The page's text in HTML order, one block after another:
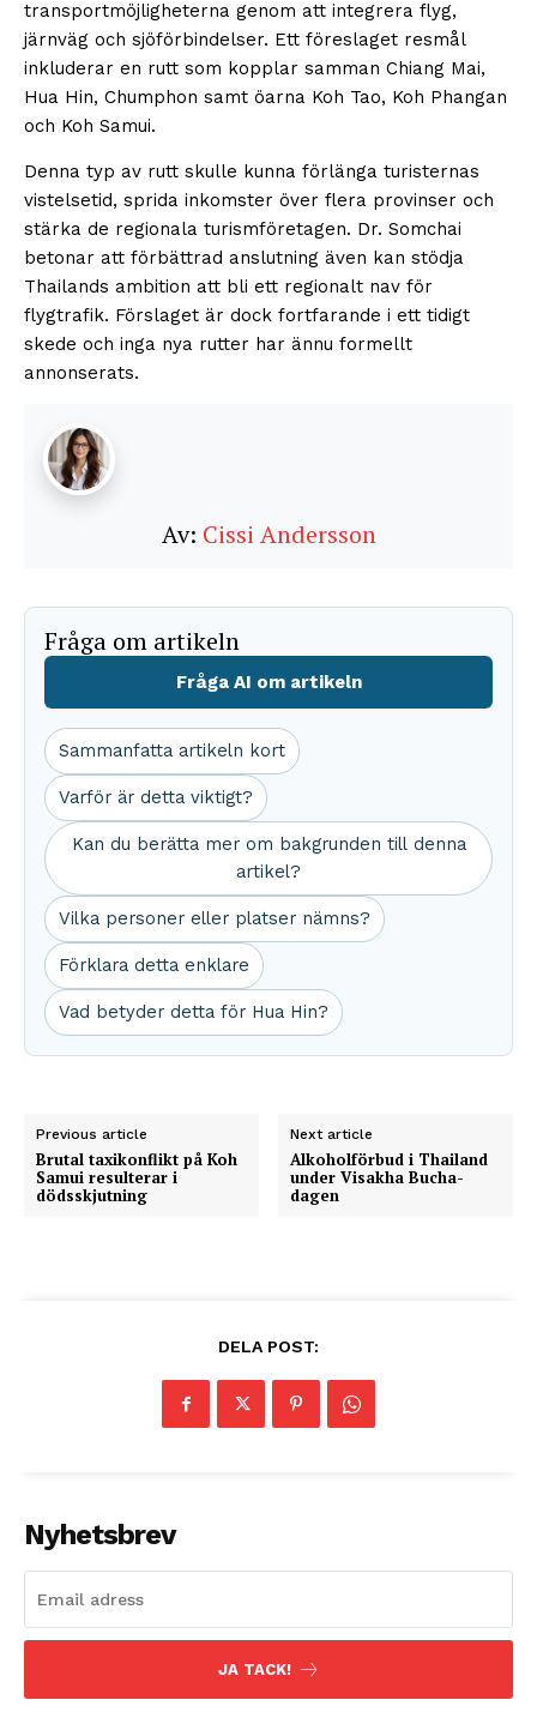
transportmöjligheterna genom att integrera flyg,
järnväg och sjöförbindelser. Ett föreslaget resmål
inkluderar en rutt som kopplar samman Chiang Mai,
Hua Hin, Chumphon samt öarna Koh Tao, Koh Phangan
och Koh Samui.
Denna typ av rutt skulle kunna förlänga turisternas
vistelsetid, sprida inkomster över flera provinser och
stärka de regionala turismföretagen. Dr. Somchai
betonar att förbättrad anslutning även kan stödja
Thailands ambition att bli ett regionalt nav för
flygtrafik. Förslaget är dock fortfarande i ett tidigt
skede och inga nya rutter har ännu formellt
annonserats.
Av: Cissi Andersson
Fråga om artikeln
Fråga AI om artikeln
Sammanfatta artikeln kort
Varför är detta viktigt?
Kan du berätta mer om bakgrunden till denna
artikel?
Vilka personer eller platser nämns?
Förklara detta enklare
Vad betyder detta för Hua Hin?
Previous article
Brutal taxikonflikt på Koh
Samui resulterar i
dödsskjutning
Next article
Alkoholförbud i Thailand
under Visakha Bucha-
dagen
DELA POST:
Nyhetsbrev
JA TACK!